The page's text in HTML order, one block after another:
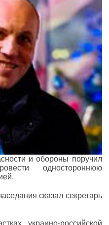
и обороны поручил
одностороннюю
сказал секретарь